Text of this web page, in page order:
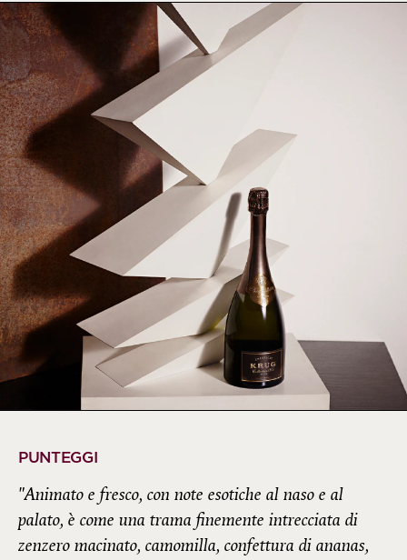
PUNTEGGI
"Animato e fresco, con note esotiche al naso e al
palato, è come una trama finemente intrecciata di
zenzero macinato, camomilla, confettura di ananas,